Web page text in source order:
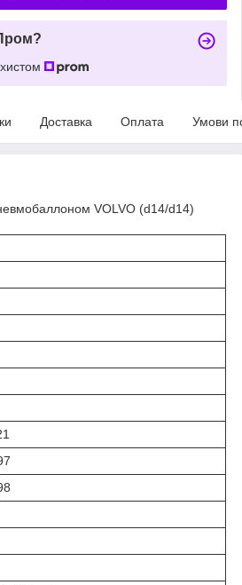
Доставка Оплата Умови
VOLVO (d14/d14)